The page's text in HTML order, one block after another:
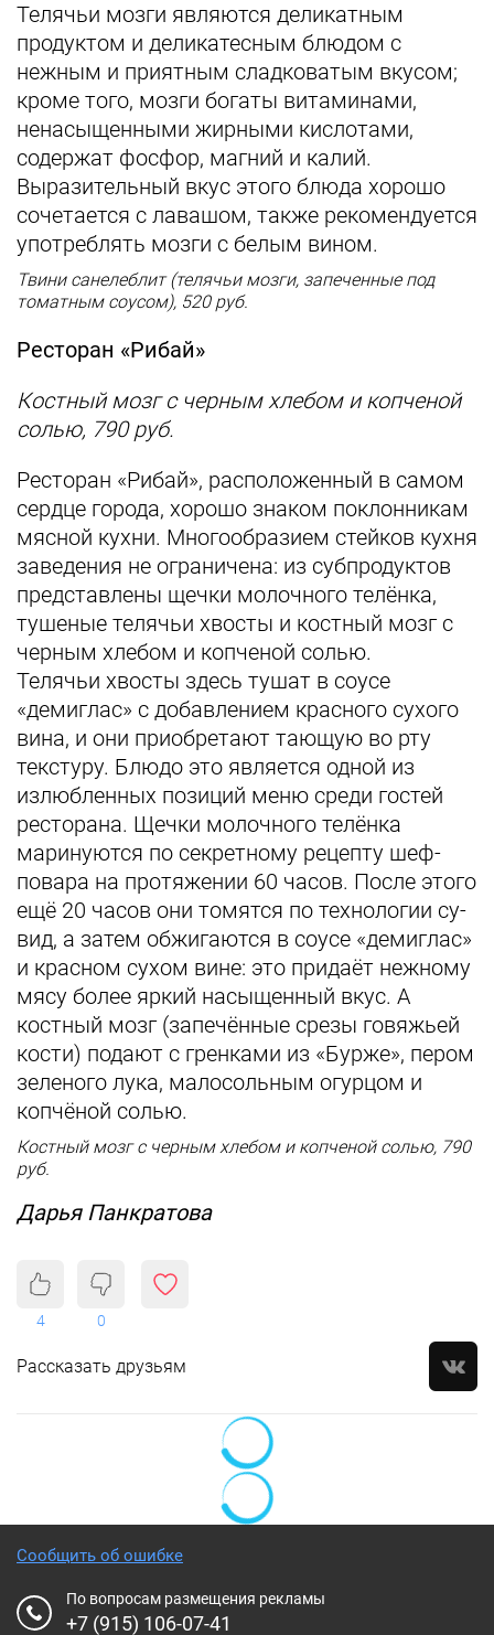
Телячьи мозги являются деликатным
продуктом и деликатесным блюдом с
нежным и приятным сладковатым вкусом;
кроме того, мозги богаты витаминами,
ненасыщенными жирными кислотами,
содержат фосфор, магний и калий.
Выразительный вкус этого блюда хорошо
сочетается с лавашом, также рекомендуется
употреблять мозги с белым вином.
Твини санелеблит (телячьи мозги, запеченные под
томатным соусом), 520 руб.
Ресторан «Рибай»
Костный мозг с черным хлебом и копченой
солью, 790 руб.
Ресторан «Рибай», расположенный в самом
сердце города, хорошо знаком поклонникам
мясной кухни. Многообразием стейков кухня
заведения не ограничена: из субпродуктов
представлены щечки молочного телёнка,
тушеные телячьи хвосты и костный мозг с
черным хлебом и копченой солью.
Телячьи хвосты здесь тушат в соусе
«демиглас» с добавлением красного сухого
вина, и они приобретают тающую во рту
текстуру. Блюдо это является одной из
излюбленных позиций меню среди гостей
ресторана. Щечки молочного телёнка
маринуются по секретному рецепту шеф-
повара на протяжении 60 часов. После этого
ещё 20 часов они томятся по технологии су-
вид, а затем обжигаются в соусе «демиглас»
и красном сухом вине: это придаёт нежному
мясу более яркий насыщенный вкус. А
костный мозг (запечённые срезы говяжьей
кости) подают с гренками из «Бурже», пером
зеленого лука, малосольным огурцом и
копчёной солью.
Костный мозг с черным хлебом и копченой солью, 790
руб.
Дарья Панкратова
4 0
Рассказать друзьям
Сообщить об ошибке
По вопросам размещения рекламы
+7 (915) 106-07-41